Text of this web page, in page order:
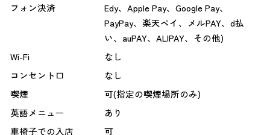
フォン決済
Edy、Apple Pay、Google Pay、
PayPay、楽天ペイ、メルPAY、d払
い、auPAY、ALIPAY、その他)
Wi-Fi
なし
コンセント口
なし
喫煙
可(指定の喫煙場所のみ)
英語メニュー
あり
車椅子での入店
可